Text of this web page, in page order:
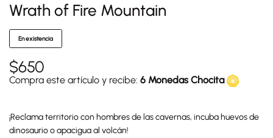
Wrath of Fire Mountain
En existencia
$650
Compra este artículo y recibe: 6 Monedas Chocita
¡Reclama territorio con hombres de las cavernas, incuba huevos de
dinosaurio o apacigua al volcán!